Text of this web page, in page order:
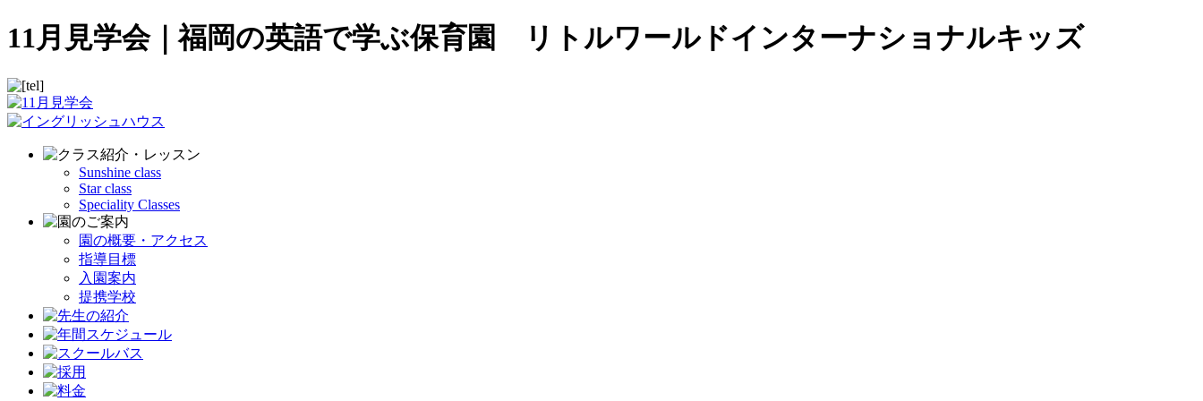
11月見学会｜福岡の英語で学ぶ保育園 リトルワールドインターナショナルキッズ
Sunshine class
Star class
Speciality Classes
園の概要・アクセス
指導目標
入園案内
提携学校